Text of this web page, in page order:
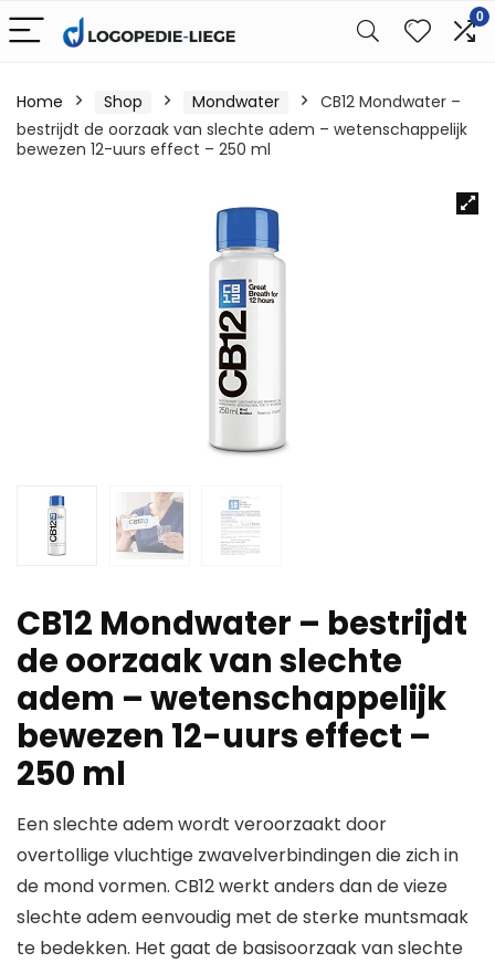
0
Home Shop Mondwater
CB12 Mondwater –
bestrijdt de oorzaak van slechte adem – wetenschappelijk
bewezen 12-uurs effect – 250 ml
CB12 Mondwater – bestrijdt
de oorzaak van slechte
adem – wetenschappelijk
bewezen 12-uurs effect –
250 ml
Een slechte adem wordt veroorzaakt door
overtollige vluchtige zwavelverbindingen die zich in
de mond vormen. CB12 werkt anders dan de vieze
slechte adem eenvoudig met de sterke muntsmaak
te bedekken. Het gaat de basisoorzaak van slechte